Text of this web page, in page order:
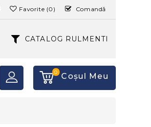
Favorite (0) Comandă
CATALOG RULMENTI
0 Coşul Meu